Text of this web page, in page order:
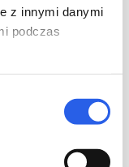
z innymi danymi
podczas